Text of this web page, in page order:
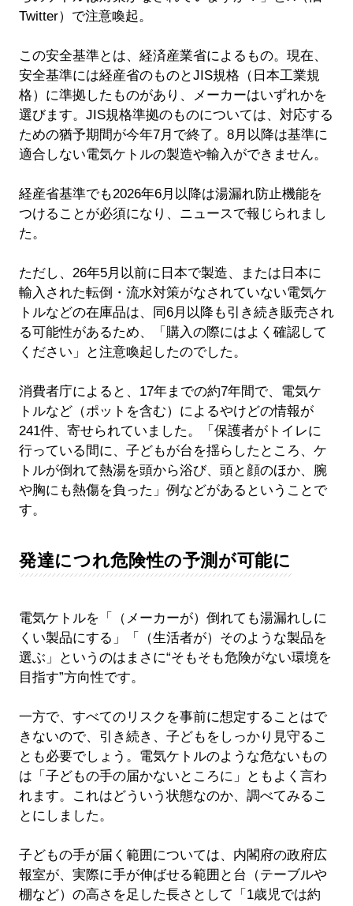
Twitter）で注意喚起。
この安全基準とは、経済産業省によるもの。現在、
安全基準には経産省のものとJIS規格（日本工業規
格）に準拠したものがあり、メーカーはいずれかを
選びます。JIS規格準拠のものについては、対応する
ための猶予期間が今年7月で終了。8月以降は基準に
適合しない電気ケトルの製造や輸入ができません。
経産省基準でも2026年6月以降は湯漏れ防止機能を
つけることが必須になり、ニュースで報じられまし
た。
ただし、26年5月以前に日本で製造、または日本に
輸入された転倒・流水対策がなされていない電気ケ
トルなどの在庫品は、同6月以降も引き続き販売され
る可能性があるため、「購入の際にはよく確認して
ください」と注意喚起したのでした。
消費者庁によると、17年までの約7年間で、電気ケ
トルなど（ポットを含む）によるやけどの情報が
241件、寄せられていました。「保護者がトイレに
行っている間に、子どもが台を揺らしたところ、ケ
トルが倒れて熱湯を頭から浴び、頭と顔のほか、腕
や胸にも熱傷を負った」例などがあるということで
す。
発達につれ危険性の予測が可能に
電気ケトルを「（メーカーが）倒れても湯漏れしに
くい製品にする」「（生活者が）そのような製品を
選ぶ」というのはまさに“そもそも危険がない環境を
目指す”方向性です。
一方で、すべてのリスクを事前に想定することはで
きないので、引き続き、子どもをしっかり見守るこ
とも必要でしょう。電気ケトルのような危ないもの
は「子どもの手の届かないところに」ともよく言わ
れます。これはどういう状態なのか、調べてみるこ
とにしました。
子どもの手が届く範囲については、内閣府の政府広
報室が、実際に手が伸ばせる範囲と台（テーブルや
棚など）の高さを足した長さとして「1歳児では約